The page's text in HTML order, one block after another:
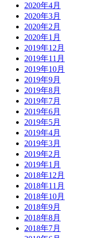
2020年4月
2020年3月
2020年2月
2020年1月
2019年12月
2019年11月
2019年10月
2019年9月
2019年8月
2019年7月
2019年6月
2019年5月
2019年4月
2019年3月
2019年2月
2019年1月
2018年12月
2018年11月
2018年10月
2018年9月
2018年8月
2018年7月